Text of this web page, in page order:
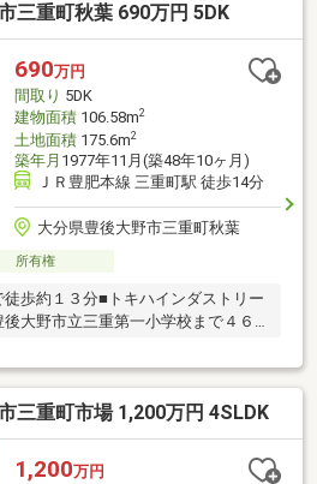
三重町秋葉 690万円 5DK
690万円
間取り 5DK
建物面積106.58m2
土地面積175.6m2
築年月 1977年11月(築48年10ヶ月)
ＪＲ豊肥本線 三重町駅 徒歩14分
大分県豊後大野市三重町秋葉
所有権
歩約１３分■トキハインダストリー
大野市立三重第一小学校まで４６
三重町市場 1,200万円 4SLDK
1,200万円